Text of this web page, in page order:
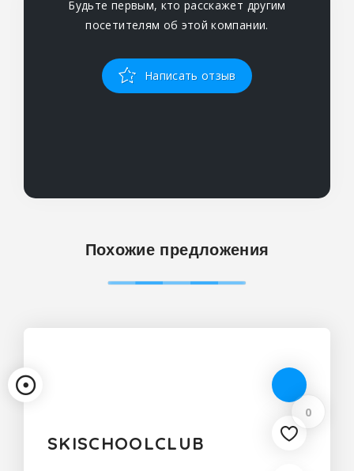
Будьте первым, кто расскажет другим
посетителям об этой компании.
Написать отзыв
Похожие предложения
0
SKISCHOOLCLUB